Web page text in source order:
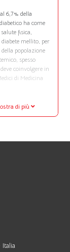
di più
6,7% della
ha come
fisica,
mellito, per
popolazione
spesso
coinvolgere in
di Medicina
Italia